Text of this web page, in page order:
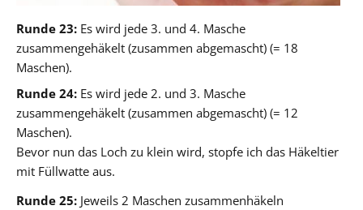
Runde 23: Es wird jede 3. und 4. Masche
zusammengehäkelt (zusammen abgemascht) (= 18
Maschen).
Runde 24: Es wird jede 2. und 3. Masche
zusammengehäkelt (zusammen abgemascht) (= 12
Maschen).
Bevor nun das Loch zu klein wird, stopfe ich das Häkeltier
mit Füllwatte aus.
Runde 25: Jeweils 2 Maschen zusammenhäkeln